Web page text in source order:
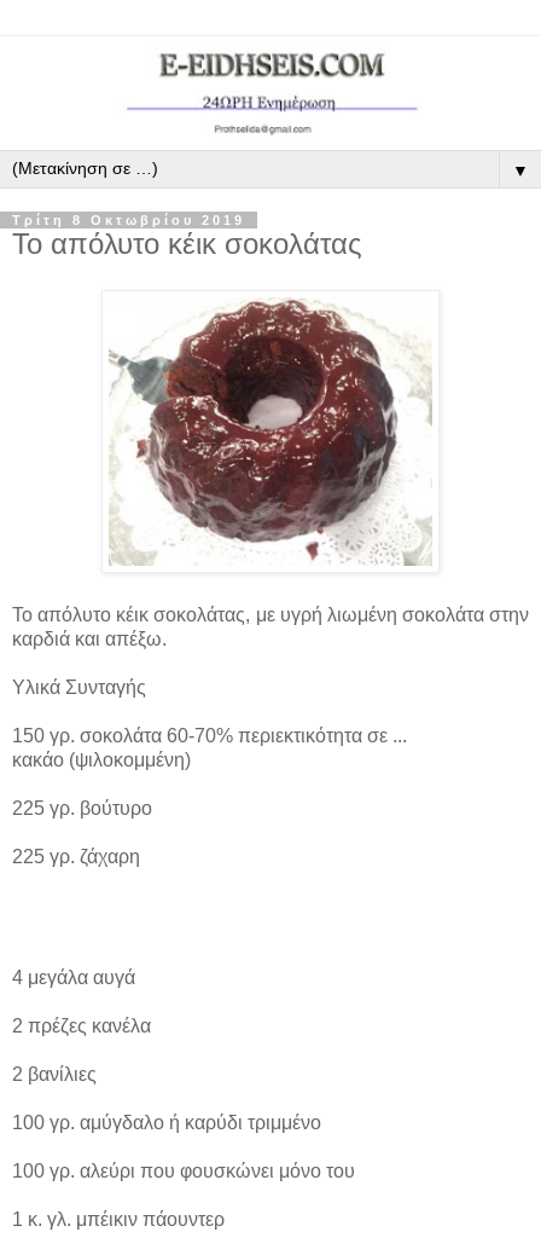
▼
Τρίτη 8 Οκτωβρίου 2019
Το απόλυτο κέικ σοκολάτας
Το απόλυτο κέικ σοκολάτας, με υγρή λιωμένη σοκολάτα στην
καρδιά και απέξω.
Υλικά Συνταγής
150 γρ. σοκολάτα 60-70% περιεκτικότητα σε ...
κακάο (ψιλοκομμένη)
225 γρ. βούτυρο
225 γρ. ζάχαρη
4 μεγάλα αυγά
2 πρέζες κανέλα
2 βανίλιες
100 γρ. αμύγδαλο ή καρύδι τριμμένο
100 γρ. αλεύρι που φουσκώνει μόνο του
1 κ. γλ. μπέικιν πάουντερ